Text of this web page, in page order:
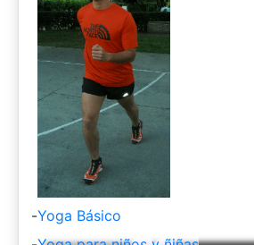
-Yoga Básico